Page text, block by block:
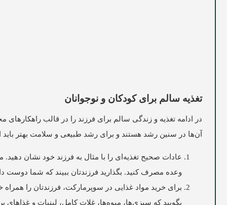
تغذیه سالم برای کودکان و نوجوانان
در ادامه تغذیه و زندگی سالم برای فرزند را در قالب
آن‌ها در سنین رشد هستند و برای رشد طبیعی و سلامت بهتر باید
عادات صحیح تغذیه‌ای را با مثال به فرزند خود نشان
وعده مصرف کنید. بگذارید فرزندتان ببیند که شما دوست
برای خرید مواد غذایی در سوپرمارکت، فرزندتان را
بگویید که سبزی‌ها، میوه‌ها، غلات کامل، لبنیات و